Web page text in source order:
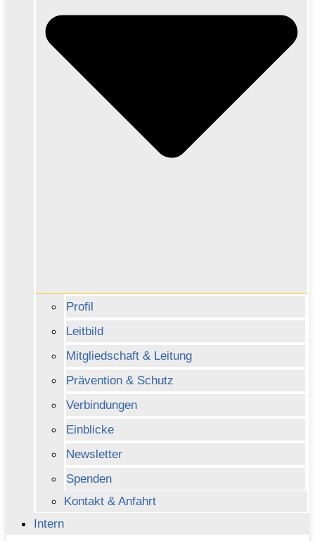
Profil
Leitbild
Mitgliedschaft & Leitung
Prävention & Schutz
Verbindungen
Einblicke
Newsletter
Spenden
Kontakt & Anfahrt
Intern